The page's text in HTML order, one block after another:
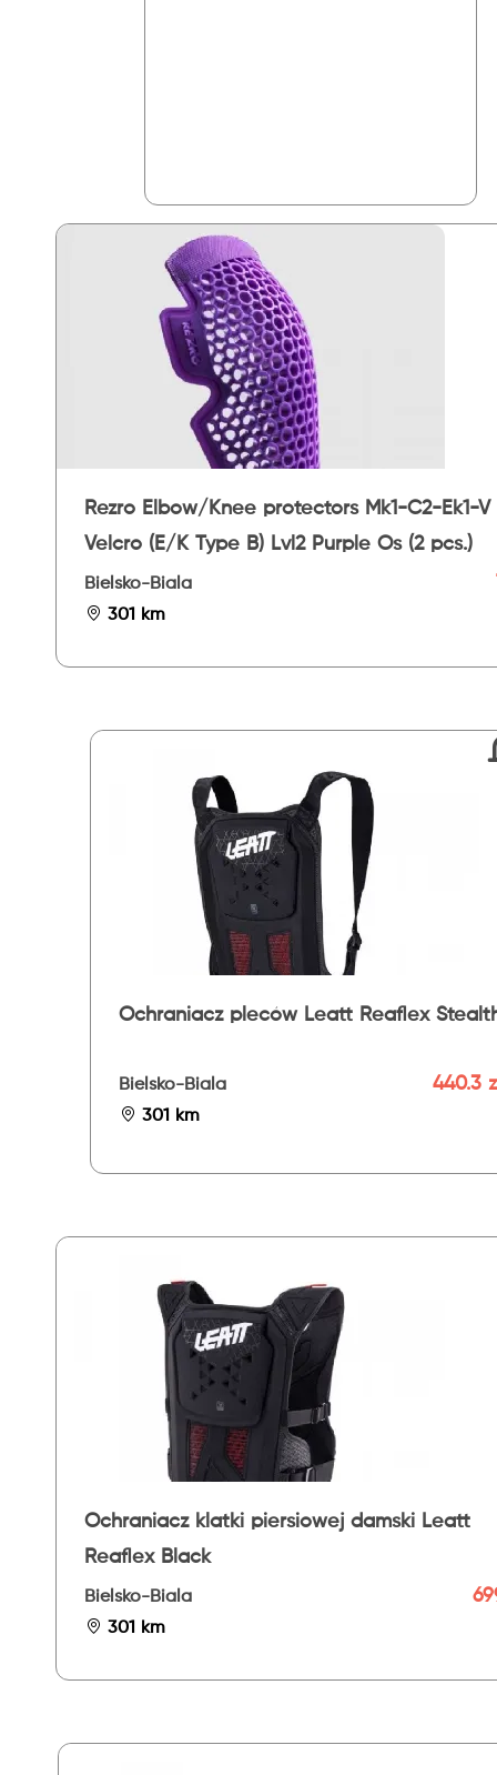
Rezro Elbow/Knee protectors Mk1-C2-Ek1-V
Velcro (E/K Type B) Lvl2 Purple Os (2 pcs.)
Bielsko-Biala
301 km
Ochraniacz pleców Leatt Reaflex
Bielsko-Biala
301 km
440.3
Ochraniacz klatki piersiowej damski Leatt
Reaflex Black
Bielsko-Biala
301 km